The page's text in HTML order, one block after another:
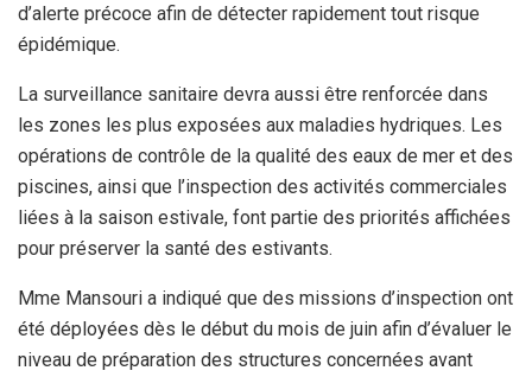
d’alerte précoce afin de détecter rapidement tout risque
épidémique.
La surveillance sanitaire devra aussi être renforcée dans
les zones les plus exposées aux maladies hydriques. Les
opérations de contrôle de la qualité des eaux de mer et des
piscines, ainsi que l’inspection des activités commerciales
liées à la saison estivale, font partie des priorités affichées
pour préserver la santé des estivants.
Mme Mansouri a indiqué que des missions d’inspection ont
été déployées dès le début du mois de juin afin d’évaluer le
niveau de préparation des structures concernées avant